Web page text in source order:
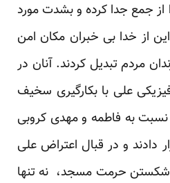
از جمع جدا کرده و بشدت مورد
از خدا بی خبران مکان امن
مردم تبدیل کردند. آنان در
علی با بکارگیری سخیف
به فاطمه و مهدی کروبی
دادند و در قبال اعتراض علی
حرمت مسجد، نه تنها